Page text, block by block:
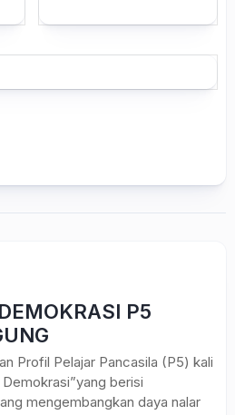
P5
Profil Pelajar Pancasila (P5) kali
berisi
mengembangkan daya nalar